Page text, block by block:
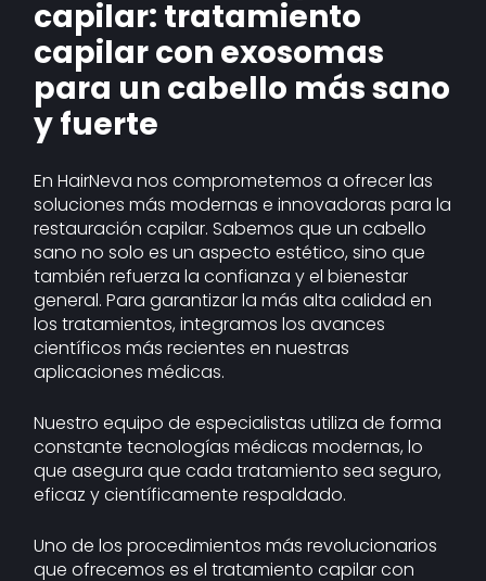
العربية
capilar: tratamiento
capilar con exosomas
para un cabello más sano
y fuerte
En HairNeva nos comprometemos a ofrecer las
soluciones más modernas e innovadoras para la
restauración capilar. Sabemos que un cabello
sano no solo es un aspecto estético, sino que
también refuerza la confianza y el bienestar
general. Para garantizar la más alta calidad en
los tratamientos, integramos los avances
científicos más recientes en nuestras
aplicaciones médicas.
Nuestro equipo de especialistas utiliza de forma
constante tecnologías médicas modernas, lo
que asegura que cada tratamiento sea seguro,
eficaz y científicamente respaldado.
Uno de los procedimientos más revolucionarios
que ofrecemos es el tratamiento capilar con